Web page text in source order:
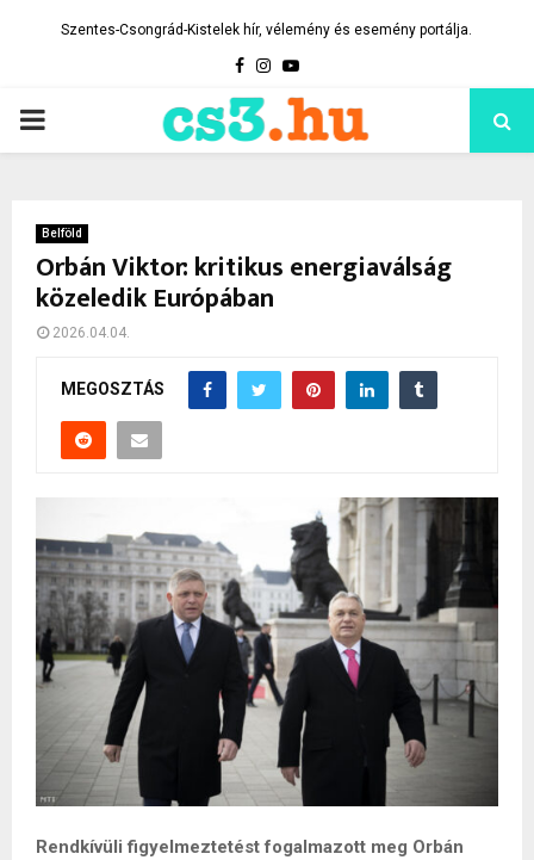
Szentes-Csongrád-Kistelek hír, vélemény és esemény portálja.
Facebook
Instagram
Youtube
PRIMARY
Belföld
Orbán Viktor: kritikus energiaválság
közeledik Európában
2026.04.04.
MEGOSZTÁS
Rendkívüli figyelmeztetést fogalmazott meg Orbán